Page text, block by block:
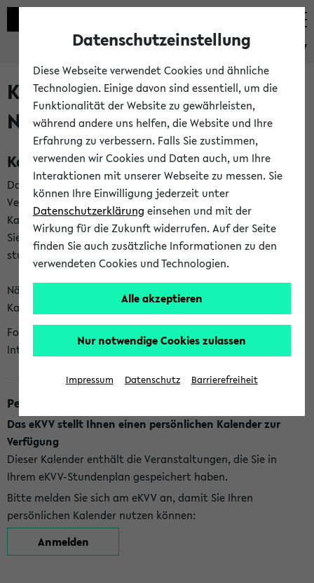
eKVV
Kalenderintegration und
Newsfeeds
Kalenderintegration
Das eKVV bietet Ihnen die Möglichkeit,
Veranstaltungstermine in eine Vielzahl von
Kalenderanwendungen einzubinden. Auf diese Weise können
Sie einen gemeinsamen Überblick über Ihre privaten und
studienbezogenen Termine erhalten.
Näheres zu Vorteilen und Funktionsweise der
Kalenderintegration können Sie auf unserer
Folgende Kalender bietet Ihnen das eKVV derzeit zur
Integration an:
Persönlicher Kalender
Das eKVV stellt Ihnen einen persönlichen Kalender zur
Verfügung
Dieser Kalender enthält die Veranstaltungen, die Sie in
Ihrem eKVV-Stundenplan gespeichert haben.
Bitte melden Sie sich am eKVV an, damit Sie Ihren
persönlichen Kalender nutzen können:
Anmelden
Datenschutzeinstellung
Diese Webseite verwendet Cookies und ähnliche
Technologien. Einige davon sind essentiell, um die
Funktionalität der Website zu gewährleisten,
während andere uns helfen, die Website und Ihre
Erfahrung zu verbessern. Falls Sie zustimmen,
verwenden wir Cookies und Daten auch, um Ihre
Interaktionen mit unserer Webseite zu messen. Sie
können Ihre Einwilligung jederzeit unter
Datenschutzerklärung einsehen und mit der
Wirkung für die Zukunft widerrufen. Auf der Seite
finden Sie auch zusätzliche Informationen zu den
verwendeten Cookies und Technologien.
Alle akzeptieren
Nur notwendige Cookies zulassen
Impressum Datenschutz Barrierefreiheit